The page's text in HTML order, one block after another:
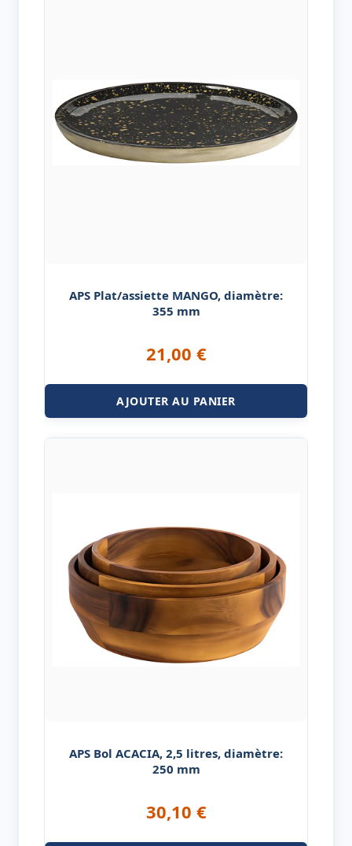
APS Plat/assiette MANGO, diamètre:
355 mm
21,00 €
AJOUTER AU PANIER
APS Bol ACACIA, 2,5 litres, diamètre:
250 mm
30,10 €